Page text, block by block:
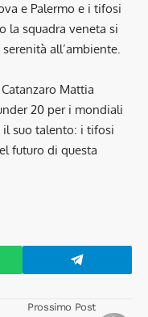
e Palermo e i tifosi
la squadra veneta si
all’ambiente.
Mattia
20 per i mondiali
suo talento: i tifosi
futuro di questa
Prossimo Post